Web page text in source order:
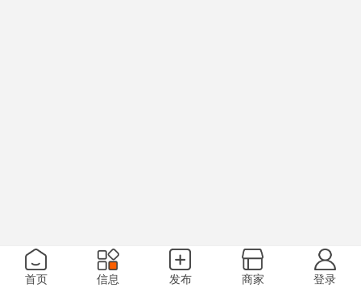
首页 信息 发布 商家 登录